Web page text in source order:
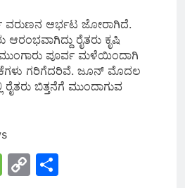
ವರುಣನ ಆರ್ಭಟ ಜೋರಾಗಿದೆ.
ರೈತರು ಕೃಷಿ
ಪೂರ್ವ ಮಳೆಯಿಂದಾಗಿ
ಗರಿಗೆದರಿವೆ. ಜೂನ್ ಮೊದಲ
ಬಿತ್ತನೆಗೆ ಮುಂದಾಗುವ
Message
Copy